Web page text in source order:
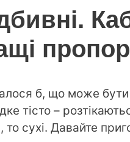
б, що може
тісто –
сухі. Давайте